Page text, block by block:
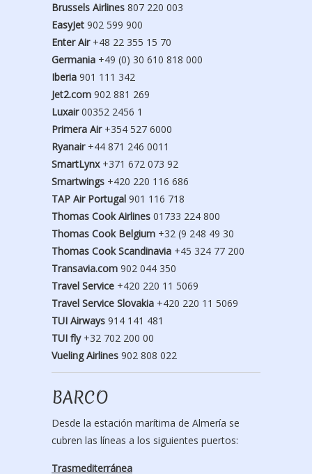
Brussels Airlines 807 220 003
EasyJet 902 599 900
Enter Air+48 22 355 15 70
Germania +49 (0) 30 610 818 000
Iberia 901 111 342
Jet2.com 902 881 269
Luxair00352 2456 1
Primera Air+354 527 6000
Ryanair+44 871 246 0011
SmartLynx+371 672 073 92
Smartwings +420 220 116 686
TAP Air Portugal 901 116 718
Thomas Cook Airlines 01733 224 800
Thomas Cook Belgium +32 (9 248 49 30
Thomas Cook Scandinavia +45 324 77 200
Transavia.com 902 044 350
Travel Service +420 220 11 5069
Travel Service Slovakia +420 220 11 5069
TUI Airways 914 141 481
TUI fly+32 702 200 00
Vueling Airlines 902 808 022
BARCO
Desde la estación marítima de Almería se
cubren las líneas a los siguientes puertos:
Trasmediterránea